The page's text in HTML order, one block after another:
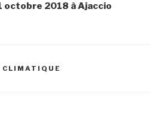
octobre 2018 à Ajaccio
CLIMATIQUE